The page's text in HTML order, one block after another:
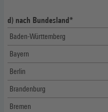
d) nach Bundesland*
Baden-Württemberg
Bayern
Berlin
Brandenburg
Bremen